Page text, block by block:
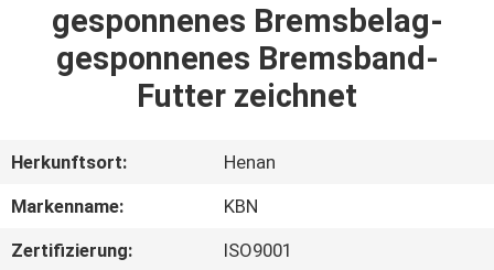
PRODUKTE
ÜBER
FABRIK-
gesponnenes Bremsbelag-
gesponnenes Bremsband-
Futter zeichnet
Herkunftsort:
Henan
Markenname:
KBN
Zertifizierung:
ISO9001